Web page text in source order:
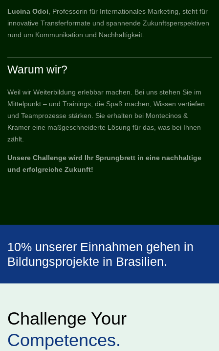
Lucina Odoi , Professorin für Internationales Marketing, steht für
innovative Transferformate und spannende Zukunftsperspektiven
rund um Kommunikation und Nachhaltigkeit.
Warum wir?
Weil wir Weiterbildung erlebbar machen. Bei uns stehen Sie im
Mittelpunkt – und Trainings, die Spaß machen, Wissen vertiefen
und Teamprozesse stärken. Sie erhalten bei Montecinos &
Kramer eine maßgeschneiderte Lösung für das, was bei Ihnen
zählt.
Unsere Challenge wird Ihr Sprungbrett in eine nachhaltige
und erfolgreiche Zukunft!
10% unserer Einnahmen gehen in
Bildungsprojekte in Brasilien.
Challenge Your
Competences.